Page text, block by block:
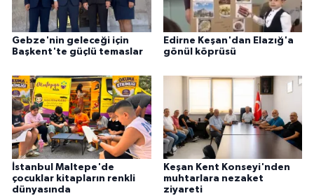
Gebze'nin geleceği için
Başkent'te güçlü temaslar
Edirne Keşan'dan Elazığ'a
gönül köprüsü
İstanbul Maltepe'de
çocuklar kitapların renkli
dünyasında
Keşan Kent Konseyi'nden
muhtarlara nezaket
ziyareti